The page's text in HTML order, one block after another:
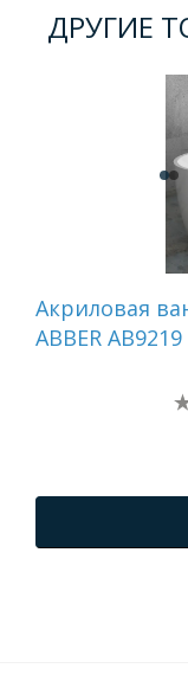
ДРУГИЕ
Акриловая
ABBER